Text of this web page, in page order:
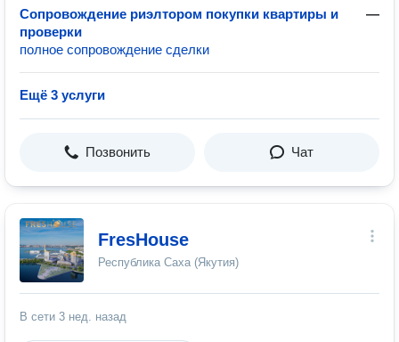
Сопровождение риэлтором покупки квартиры и
проверки
—
полное сопровождение сделки
Ещё 3 услуги
Позвонить Чат
FresHouse
Республика Саха (Якутия)
В сети 3 нед. назад